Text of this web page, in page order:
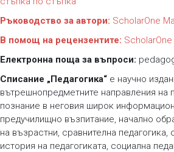
Ръководство за автори: ScholarOne
В помощ на рецензентите:
Електронна поща за въпроси:
Списание „Педагогика“ e научно
вътрешнопредметните направления на
познание в неговия широк
предучилищно възпитание, начално
на възрастни, сравнителна педагогика,
история на педагогиката, социална